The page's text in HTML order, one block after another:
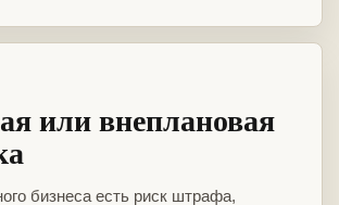
или внеплановая
бизнеса есть риск штрафа,